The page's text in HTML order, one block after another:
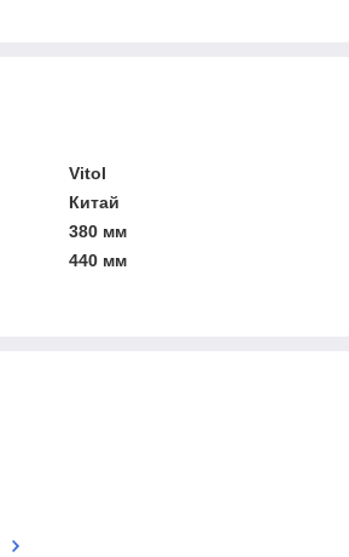
Vitol
Китай
380 мм
440 мм